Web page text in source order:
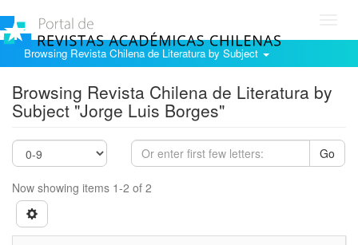
Browsing Revista Chilena de Literatura by Subject
Browsing Revista Chilena de Literatura by
Subject "Jorge Luis Borges"
Go
Now showing items 1-2 of 2